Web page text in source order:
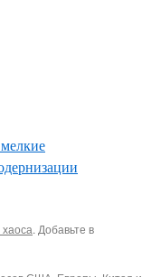
. Добавьте в